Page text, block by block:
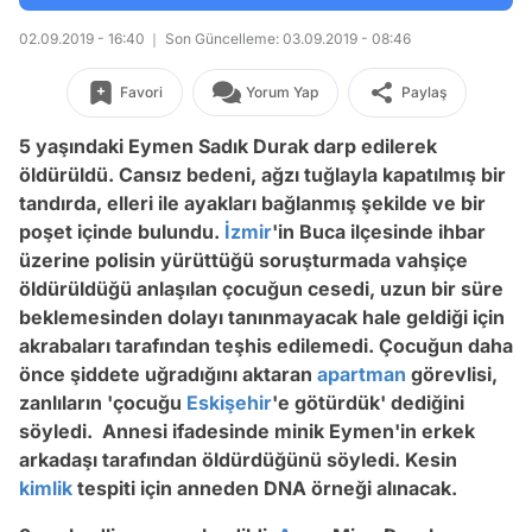
02.09.2019 - 16:40 Son Güncelleme: 03.09.2019 - 08:46
Favori Yorum Yap Paylaş
5 yaşındaki Eymen Sadık Durak darp edilerek
öldürüldü. Cansız bedeni, ağzı tuğlayla kapatılmış bir
tandırda, elleri ile ayakları bağlanmış şekilde ve bir
poşet içinde bulundu. İzmir'in Buca ilçesinde ihbar
üzerine polisin yürüttüğü soruşturmada vahşiçe
öldürüldüğü anlaşılan çocuğun cesedi, uzun bir süre
beklemesinden dolayı tanınmayacak hale geldiği için
akrabaları tarafından teşhis edilemedi. Çocuğun daha
önce şiddete uğradığını aktaran apartman görevlisi,
zanlıların 'çocuğu Eskişehir'e götürdük' dediğini
söyledi. Annesi ifadesinde minik Eymen'in erkek
arkadaşı tarafından öldürdüğünü söyledi. Kesin
kimlik tespiti için anneden DNA örneği alınacak.